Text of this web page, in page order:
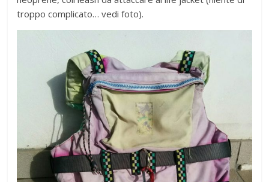
troppo complicato… vedi foto).